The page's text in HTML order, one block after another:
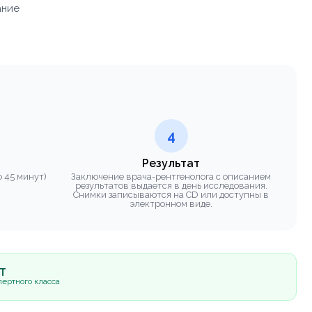
45 минут)
4
Результат
Заключение врача-рентгенолога с описанием
результатов выдается в день исследования.
Снимки записываются на CD или доступны в
электронном виде.
класса